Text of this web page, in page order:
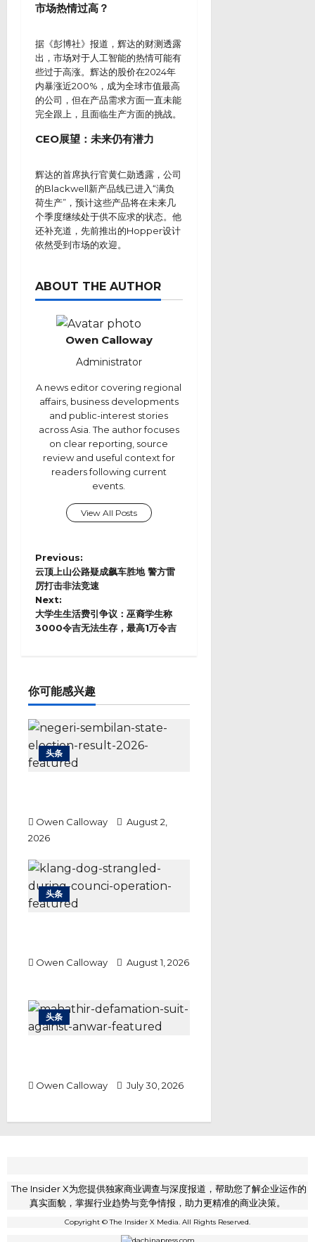
市场热情过高？
据《彭博社》报道，辉达的财测透露
出，市场对于人工智能的热情可能有
些过于高涨。辉达的股价在2024年
内暴涨近200%，成为全球市值最高
的公司，但在产品需求方面一直未能
完全跟上，且面临生产方面的挑战。
CEO展望：未来仍有潜力
辉达的首席执行官黄仁勋透露，公司
的Blackwell新产品线已进入“满负
荷生产”，预计这些产品将在未来几
个季度继续处于供不应求的状态。他
还补充道，先前推出的Hopper设计
依然受到市场的欢迎。
ABOUT THE AUTHOR
Owen Calloway
Administrator
A news editor covering regional
affairs, business developments
and public-interest stories
across Asia. The author focuses
on clear reporting, source
review and useful context for
readers following current
events.
View All Posts
P
o
s
t
n
a
a
t
i
o
n
Previous:
云顶上山公路疑成飙车胜地 警方雷
厉打击非法竞速
Next:
大学生生活费引争议：巫裔学生称
3000令吉无法生存，最高1万令吉
你可能感兴趣
头条
Owen Calloway
August 2,
2026
头条
Owen Calloway August 1, 2026
头条
Owen Calloway July 30, 2026
The Insider X为您提供独家商业调查与深度报道，帮助您了解企业运作的
真实面貌，掌握行业趋势与竞争情报，助力更精准的商业决策。
Copyright © The Insider X Media. All Rights Reserved.